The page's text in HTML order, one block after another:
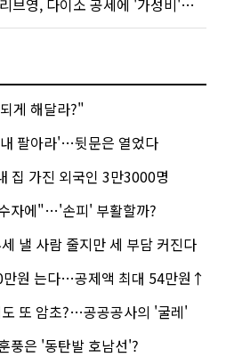
게 해달라?"
팔아라'…뒷문은 열었다
집 가진 외국인 3만3000명
자에"…'손피' 부활할까?
낼 사람 줄지만 세 부담 커진다
만원 는다…공제액 최대 54만원↑
또 암초?…공공공사의 '굴레'
풍은 '동탄발 호남선'?